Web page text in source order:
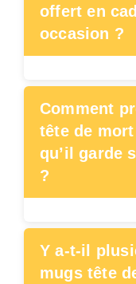
offert en
occasion ?
Comment
tête de
qu’il garde
?
Y a-t-il
mugs tête